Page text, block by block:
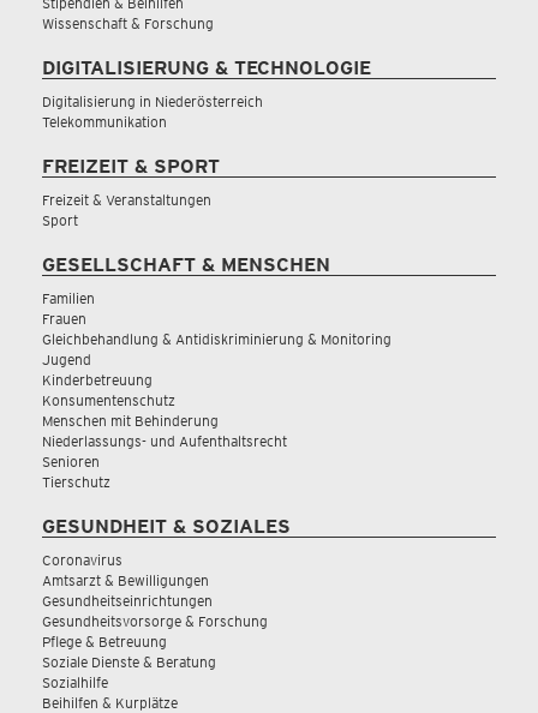
Wissenschaft & Forschung
DIGITALISIERUNG & TECHNOLOGIE
Digitalisierung in Niederösterreich
Telekommunikation
FREIZEIT & SPORT
Freizeit & Veranstaltungen
Sport
GESELLSCHAFT & MENSCHEN
Familien
Frauen
Gleichbehandlung & Antidiskriminierung & Monitoring
Jugend
Kinderbetreuung
Konsumentenschutz
Menschen mit Behinderung
Niederlassungs- und Aufenthaltsrecht
Senioren
Tierschutz
GESUNDHEIT & SOZIALES
Coronavirus
Amtsarzt & Bewilligungen
Gesundheitseinrichtungen
Gesundheitsvorsorge & Forschung
Pflege & Betreuung
Soziale Dienste & Beratung
Sozialhilfe
Beihilfen & Kurplätze